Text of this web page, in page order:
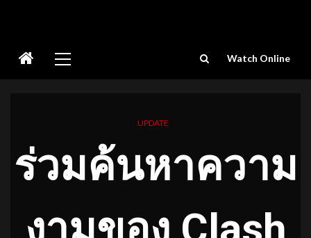
Menu
Watch Online
UPDATE
ร่วมค้นหาความ